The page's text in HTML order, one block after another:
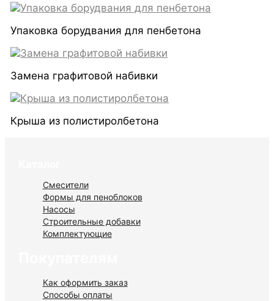
Упаковка борудвания для пенбетона
Замена графитовой набивки
Крыша из полистиролбетона
Смесители
Формы для пеноблоков
Насосы
Строительные добавки
Комплектующие
Как оформить заказ
Способы оплаты